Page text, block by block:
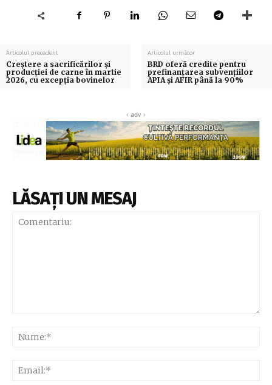
Articolul precedent
Creștere a sacrificărilor și
producției de carne în martie
2026, cu excepția bovinelor
Articolul următor
BRD oferă credite pentru
prefinanțarea subvențiilor
APIA și AFIR până la 90%
‹ adv ›
LĂSAȚI UN MESAJ